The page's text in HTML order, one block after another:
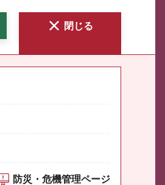
閉じる
防災・危機管理ページ